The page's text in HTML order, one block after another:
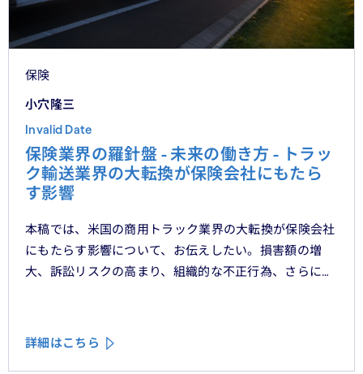
保険
小穴隆三
Invalid Date
保険業界の羅針盤 - 未来の働き方 - トラッ
ク輸送業界の大転換が保険会社にもたら
す影響
本稿では、米国の商用トラック業界の大転換が保険会社
にもたらす影響について、お伝えしたい。損害額の増
大、訴訟リスクの高まり、組織的な不正行為、さらには
詳細はこちら